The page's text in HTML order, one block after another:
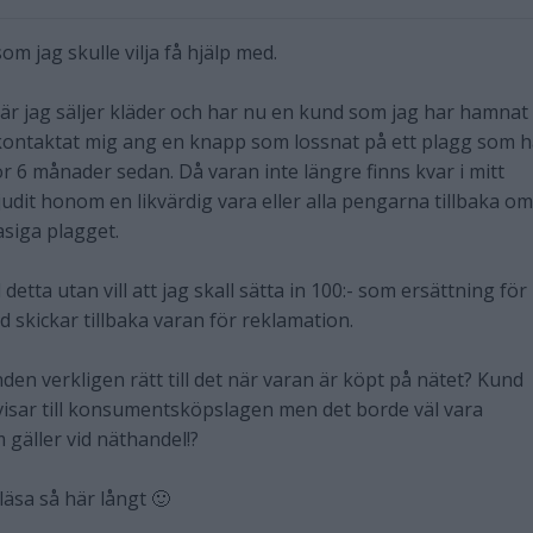
jag skulle vilja få hjälp med.
jag säljer kläder och har nu en kund som jag har hamnat
mig ang en knapp som lossnat på ett plagg som
6 månader sedan. Då varan inte längre finns kvar i mitt
honom en likvärdig vara eller alla pengarna tillbaka om
plagget.
utan vill att jag skall sätta in 100:- som ersättning för
skickar tillbaka varan för reklamation.
verkligen rätt till det när varan är köpt på nätet? Kund
till konsumentsköpslagen men det borde väl vara
vid näthandel!?
så här långt 🙂